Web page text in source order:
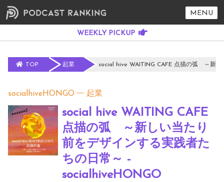
MENU
TOP 起業 social hive WAITING CAFE 点描の弧 ～新
socialhiveHONGO 起業
social hive WAITING CAFE
点描の弧 ～新しい当たり
前をデザインする実践者た
ちの日常～ -
socialhiveHONGO